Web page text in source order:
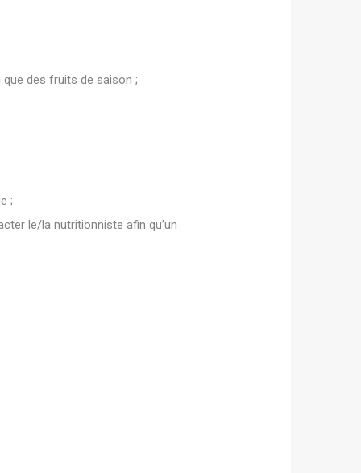
des fruits de saison ;
;
le/la nutritionniste afin qu’un